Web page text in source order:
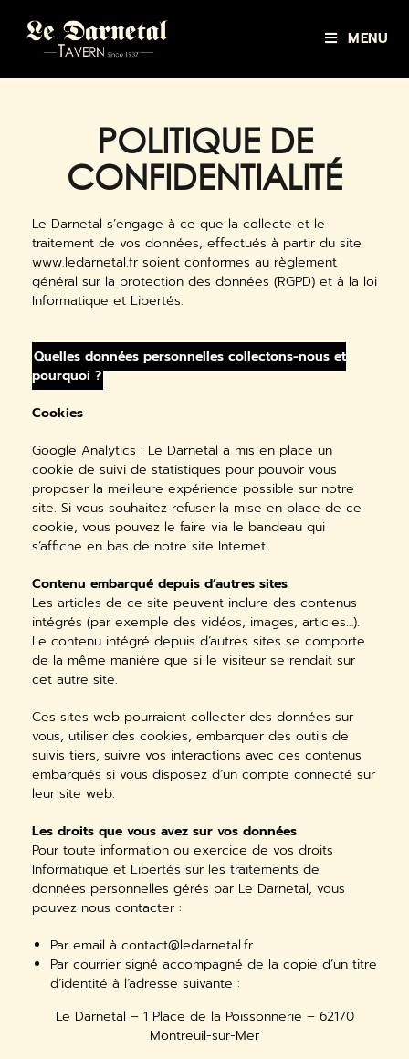
MENU
POLITIQUE DE
CONFIDENTIALITÉ
Le Darnetal s’engage à ce que la collecte et le
traitement de vos données, effectués à partir du site
www.ledarnetal.fr soient conformes au règlement
général sur la protection des données (RGPD) et à la loi
Informatique et Libertés.
Quelles données personnelles collectons-nous et
pourquoi ?
Cookies
Google Analytics : Le Darnetal a mis en place un
cookie de suivi de statistiques pour pouvoir vous
proposer la meilleure expérience possible sur notre
site. Si vous souhaitez refuser la mise en place de ce
cookie, vous pouvez le faire via le bandeau qui
s’affiche en bas de notre site Internet.
Contenu embarqué depuis d’autres sites
Les articles de ce site peuvent inclure des contenus
intégrés (par exemple des vidéos, images, articles…).
Le contenu intégré depuis d’autres sites se comporte
de la même manière que si le visiteur se rendait sur
cet autre site.
Ces sites web pourraient collecter des données sur
vous, utiliser des cookies, embarquer des outils de
suivis tiers, suivre vos interactions avec ces contenus
embarqués si vous disposez d’un compte connecté sur
leur site web.
Les droits que vous avez sur vos données
Pour toute information ou exercice de vos droits
Informatique et Libertés sur les traitements de
données personnelles gérés par Le Darnetal, vous
pouvez nous contacter :
Par email à contact@ledarnetal.fr
Par courrier signé accompagné de la copie d’un titre
d’identité à l’adresse suivante :
Le Darnetal – 1 Place de la Poissonnerie – 62170
Montreuil-sur-Mer